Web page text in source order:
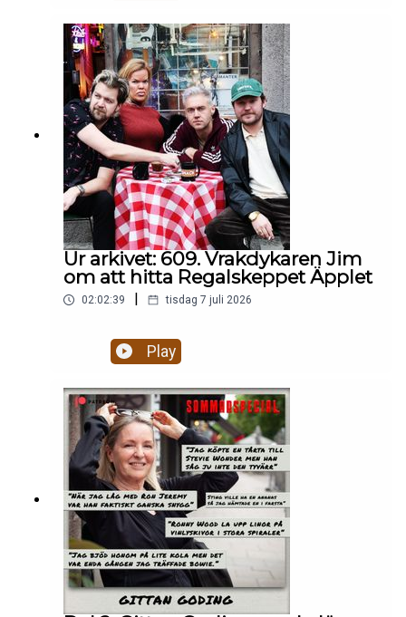
Ur arkivet: 609. Vrakdykaren Jim
om att hitta Regalskeppet Äpplet
02:02:39 | tisdag 7 juli 2026
Play